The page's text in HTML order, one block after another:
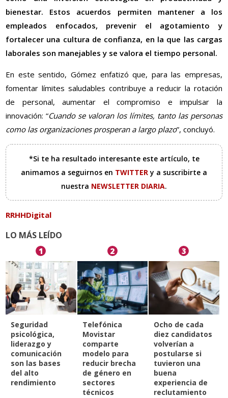
bienestar. Estos acuerdos permiten mantener a los
empleados enfocados, prevenir el agotamiento y
fortalecer una cultura de confianza, en la que las cargas
laborales son manejables y se valora el tiempo personal.
En este sentido, Gómez enfatizó que, para las empresas,
fomentar límites saludables contribuye a reducir la rotación
de personal, aumentar el compromiso e impulsar la
innovación: “Cuando se valoran los límites, tanto las personas
como las organizaciones prosperan a largo plazo”, concluyó.
*Si te ha resultado interesante este artículo, te
animamos a seguirnos en TWITTERy a suscribirte a
nuestra NEWSLETTER DIARIA.
RRHHDigital
LO MÁS LEÍDO
1
Seguridad
psicológica,
liderazgo y
comunicación
son las bases
del alto
rendimiento
2
Telefónica
Movistar
comparte
modelo para
reducir brecha
de género en
sectores
técnicos
3
Ocho de cada
diez candidatos
volverían a
postularse si
tuvieron una
buena
experiencia de
reclutamiento